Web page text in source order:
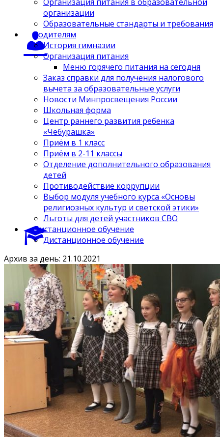
организации
Образовательные стандарты и требования
Родителям
История гимназии
Организация питания
Меню горячего питания на сегодня
Заказ справки для получения налогового
вычета за образовательные услуги
Новости Минпросвещения России
Школьная форма
Центр раннего развития ребенка
«Чебурашка»
Приём в 1 класс
Приём в 2-11 классы
Отделение дополнительного образования
детей
Противодействие коррупции
Выбор модуля учебного курса «Основы
религиозных культур и светской этики»
Льготы для детей участников СВО
Дистанционное обучение
Дистанционное обучение
Архив за день: 21.10.2021